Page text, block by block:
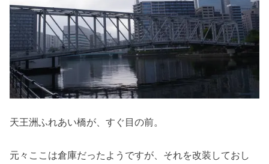
天王洲ふれあい橋が、すぐ目の前。
元々ここは倉庫だったようですが、それを改装しておし